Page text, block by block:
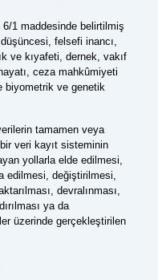
6/1 maddesinde belirtilmiş
felsefi inancı,
ve kıyafeti, dernek, vakıf
ceza mahkûmiyeti
biyometrik ve genetik
tamamen veya
veri kayıt sisteminin
yollarla elde edilmesi,
edilmesi, değiştirilmesi,
devralınması,
ya da
üzerinde gerçekleştirilen